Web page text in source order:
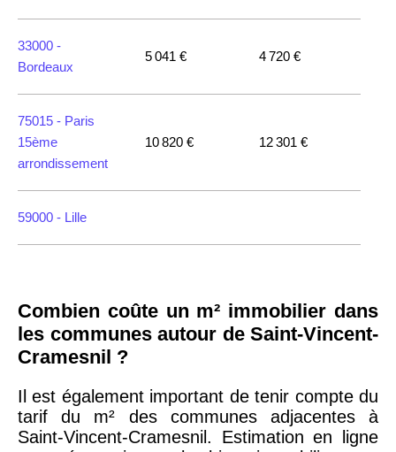
33000 -
Bordeaux
5 041 € 4 720 €
75015 - Paris
15ème
arrondissement
10 820 € 12 301 €
59000 - Lille
75018 -
arrondissement
75020 -Paris
20ème
9 623 € 11 141 €
Combien coûte un m² immobilier dans
les communes autour de Saint-Vincent-
Cramesnil ?
Il est également important de tenir compte du
tarif du m² des communes adjacentes à
Saint-Vincent-Cramesnil. Estimation en ligne